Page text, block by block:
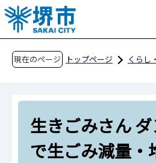
こ
の
ペ
現在のページ トップページ
くらし
ごみの減量化・リサイ
生きごみさん ダンボー
化
生きごみさん
で生ごみ減量・